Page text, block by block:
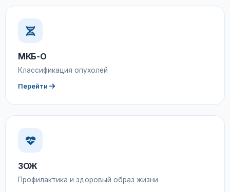
МКБ-О
Классификация опухолей
Перейти
ЗОЖ
Профилактика и здоровый образ жизни